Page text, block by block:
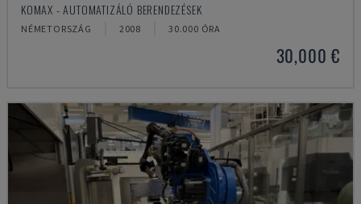
KOMAX - AUTOMATIZÁLÓ BERENDEZÉSEK
NÉMETORSZÁG 2008 30.000 ÓRA
30,000 €